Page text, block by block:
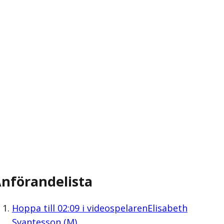
Hoppa till 02:09i videospelarenElisabeth